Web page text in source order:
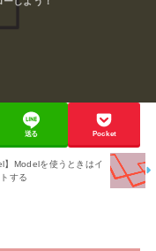
送る Pocket
】Modelを使うときはイ
する